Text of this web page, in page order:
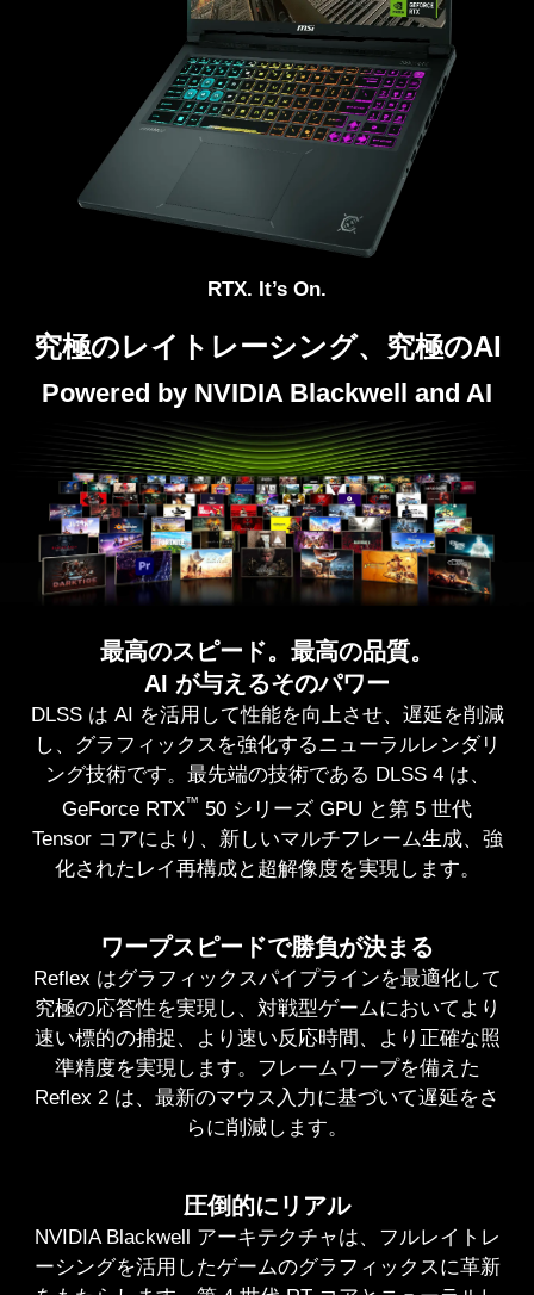
RTX. It’s On.
究極のレイトレーシング、究極のAI
Powered by NVIDIA Blackwell and AI
最高のスピード。最高の品質。
AI が与えるそのパワー
DLSS は AI を活用して性能を向上させ、遅延を削減
し、グラフィックスを強化するニューラルレンダリ
ング技術です。最先端の技術である DLSS 4 は、
GeForce RTX™ 50 シリーズ GPU と第 5 世代
Tensor コアにより、新しいマルチフレーム生成、強
化されたレイ再構成と超解像度を実現します。
ワープスピードで勝負が決まる
Reflex はグラフィックスパイプラインを最適化して
究極の応答性を実現し、対戦型ゲームにおいてより
速い標的の捕捉、より速い反応時間、より正確な照
準精度を実現します。フレームワープを備えた
Reflex 2 は、最新のマウス入力に基づいて遅延をさ
らに削減します。
圧倒的にリアル
NVIDIA Blackwell アーキテクチャは、フルレイトレ
ーシングを活用したゲームのグラフィックスに革新